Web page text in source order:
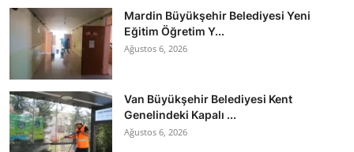
Mardin Büyükşehir Belediyesi Yeni
Eğitim Öğretim Y...
Ağustos 6, 2026
Van Büyükşehir Belediyesi Kent
Genelindeki Kapalı ...
Ağustos 6, 2026